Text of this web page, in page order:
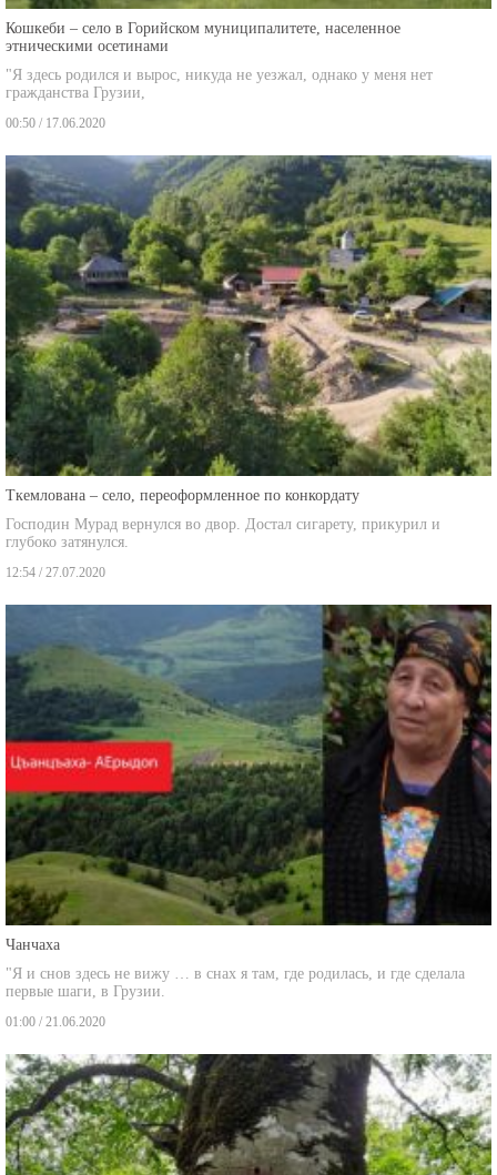
Кошкеби – село в Горийском муниципалитете, населенное
этническими осетинами
"Я здесь родился и вырос, никуда не уезжал, однако у меня нет
гражданства Грузии,
00:50 / 17.06.2020
Ткемлована – село, переоформленное по конкордату
Господин Мурад вернулся во двор. Достал сигарету, прикурил и
глубоко затянулся.
12:54 / 27.07.2020
Чанчаха
"Я и снов здесь не вижу … в снах я там, где родилась, и где сделала
первые шаги, в Грузии.
01:00 / 21.06.2020